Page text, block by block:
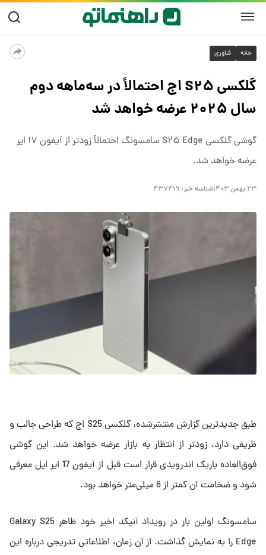
خانه فناوری
گلکسی S۲۵ اج احتمالاً در سه‌ماهه دوم
سال ۲۰۲۵ عرضه خواهد شد
گوشی گلکسی S۲۵ Edge سامسونگ احتمالاً زودتر از آیفون ۱۷ ایر
عرضه خواهد شد.
۲۳ بهمن ۱۴۰۳ شناسه خبر: ۴۳۷۴۱۹
طبق جدیدترین گزارش منتشرشده، گلکسی S25 اج که طراحی جالب و
ظریفی دارد، زودتر از انتظار به بازار عرضه خواهد شد. این گوشی
فوق‌العاده باریک اندرویدی قرار است قبل از آیفون 17 ایر اپل معرفی
شود و ضخامت آن کمتر از 6 میلی‌متر خواهد بود.
سامسونگ اولین بار در رویداد آنپکد اخیر خود ظاهر Galaxy S25
Edge را به نمایش گذاشت. از آن زمان، اطلاعاتی تدریجی درباره این